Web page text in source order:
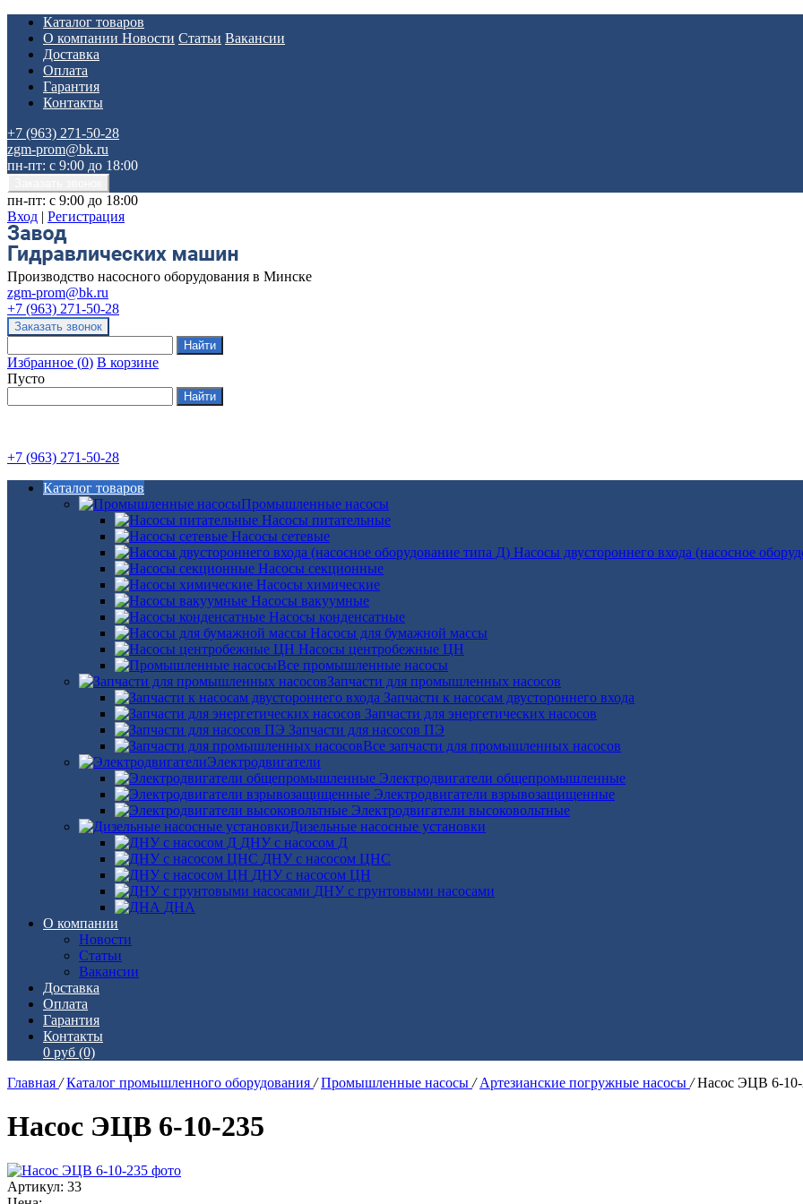
Каталог товаров
О компании Новости Статьи Вакансии
Доставка
Оплата
Гарантия
Контакты
+7 (963) 271-50-28
zgm-prom@bk.ru
пн-пт: с 9:00 до 18:00
пн-пт: с 9:00 до 18:00
Вход | Регистрация
Производство насосного оборудования в Минске
zgm-prom@bk.ru
+7 (963) 271-50-28
Избранное (0) В корзине
Пусто
+7 (963) 271-50-28
Каталог товаров
Промышленные насосы
Насосы питательные
Насосы сетевые
Насосы двустороннего входа (насосное
Насосы секционные
Насосы химические
Насосы вакуумные
Насосы конденсатные
Насосы для бумажной массы
Насосы центробежные ЦН
Все промышленные насосы
Запчасти для промышленных насосов
Запчасти к насосам двустороннего входа
Запчасти для энергетических насосов
Запчасти для насосов ПЭ
Все запчасти для промышленных насосов
Электродвигатели
Электродвигатели общепромышленные
Электродвигатели взрывозащищенные
Электродвигатели высоковольтные
Дизельные насосные установки
ДНУ с насосом Д
ДНУ с насосом ЦНС
ДНУ с насосом ЦН
ДНУ с грунтовыми насосами
ДНА
О компании
Новости
Статьи
Вакансии
Доставка
Оплата
Гарантия
Контакты
0 руб (0)
Главная / Каталог промышленного оборудования / Промышленные насосы / Артезианские погружные насосы / Насос ЭЦВ 6-10-
Насос ЭЦВ 6-10-235
Артикул: 33